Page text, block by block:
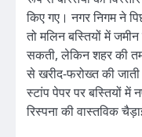
किए गए। नगर निगम ने
तो मलिन बस्तियों में
सकती, लेकिन शहर की
से खरीद-फरोख्त की
स्टांप पेपर पर बस्तियों में
रिस्पना की वास्तविक